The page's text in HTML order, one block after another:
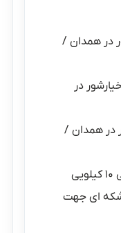
در همدان /
در
در همدان /
ای جهت